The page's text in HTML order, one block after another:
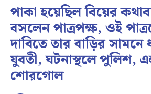
পাকা হয়েছিল বিয়ের
বসলেন পাত্রপক্ষ, ওই
দাবিতে তার বাড়ির সামনে
যুবতী, ঘটনাস্থলে পুলিশ,
শোরগোল